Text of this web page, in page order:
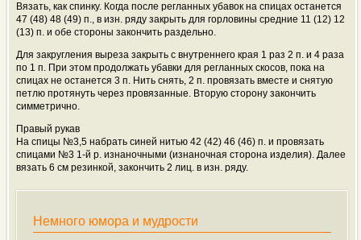
Вязать, как спинку. Когда после регланных убавок на спицах останется
47 (48) 48 (49) п., в изн. ряду закрыть для горловины средние 11 (12) 12
(13) п. и обе стороны закончить раздельно.
Для закругления выреза закрыть с внутреннего края 1 раз 2 п. и 4 раза
по 1 п. При этом продолжать убавки для регланных скосов, пока на
спицах не останется 3 п. Нить снять, 2 п. провязать вместе и снятую
петлю протянуть через провязанные. Вторую сторону закончить
симметрично.
Правый рукав
На спицы №3,5 набрать синей нитью 42 (42) 46 (46) п. и провязать
спицами №3 1-й р. изнаночными (изнаночная сторона изделия). Далее
вязать 6 см резинкой, закончить 2 лиц. в изн. ряду.
Немного юмора и мудрости